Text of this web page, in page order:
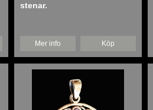
stenar.
Mer info Köp